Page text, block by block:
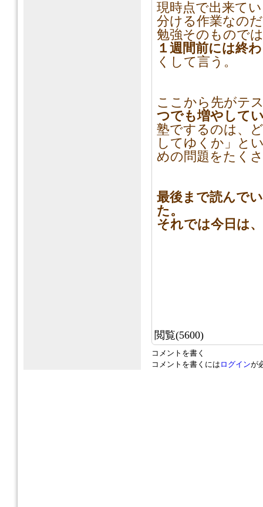
現時点で出来て
分ける作業なの
勉強そのもので
１週間前には終
くして言う。
ここから先がテ
つでも増やして
塾でするのは、
してゆくか」と
めの問題をたく
最後まで読んで
た。
それでは今日は
閲覧(5600)
コメントを書く
コメントを書くには ログインが